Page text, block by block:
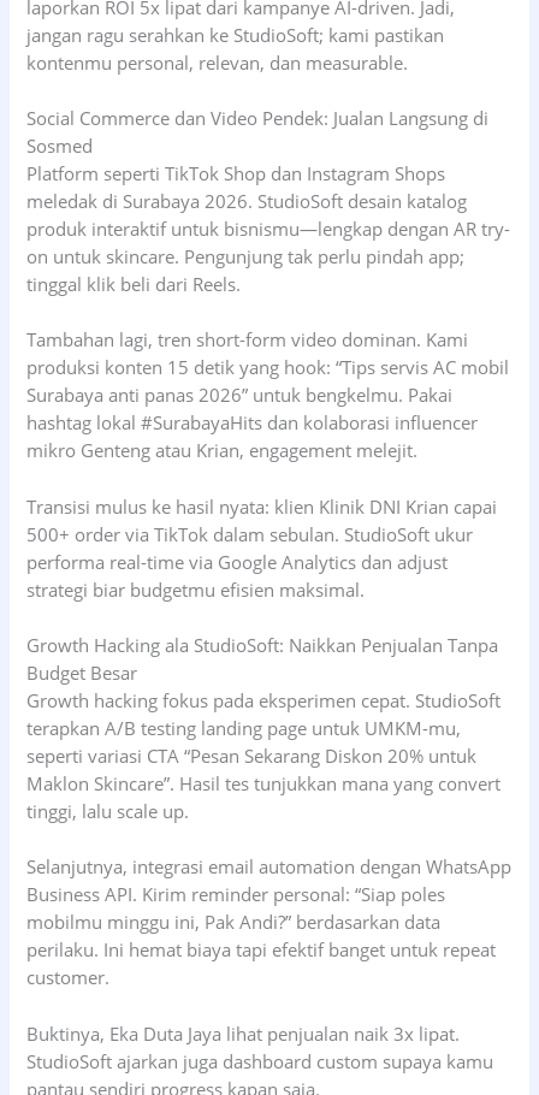
laporkan ROI 5x lipat dari kampanye AI-driven. Jadi,
jangan ragu serahkan ke StudioSoft; kami pastikan
kontenmu personal, relevan, dan measurable.
Social Commerce dan Video Pendek: Jualan Langsung di
Sosmed
Platform seperti TikTok Shop dan Instagram Shops
meledak di Surabaya 2026. StudioSoft desain katalog
produk interaktif untuk bisnismu—lengkap dengan AR try-
on untuk skincare. Pengunjung tak perlu pindah app;
tinggal klik beli dari Reels.
Tambahan lagi, tren short-form video dominan. Kami
produksi konten 15 detik yang hook: “Tips servis AC mobil
Surabaya anti panas 2026” untuk bengkelmu. Pakai
hashtag lokal #SurabayaHits dan kolaborasi influencer
mikro Genteng atau Krian, engagement melejit.
Transisi mulus ke hasil nyata: klien Klinik DNI Krian capai
500+ order via TikTok dalam sebulan. StudioSoft ukur
performa real-time via Google Analytics dan adjust
strategi biar budgetmu efisien maksimal.
Growth Hacking ala StudioSoft: Naikkan Penjualan Tanpa
Budget Besar
Growth hacking fokus pada eksperimen cepat. StudioSoft
terapkan A/B testing landing page untuk UMKM-mu,
seperti variasi CTA “Pesan Sekarang Diskon 20% untuk
Maklon Skincare”. Hasil tes tunjukkan mana yang convert
tinggi, lalu scale up.
Selanjutnya, integrasi email automation dengan WhatsApp
Business API. Kirim reminder personal: “Siap poles
mobilmu minggu ini, Pak Andi?” berdasarkan data
perilaku. Ini hemat biaya tapi efektif banget untuk repeat
customer.
Buktinya, Eka Duta Jaya lihat penjualan naik 3x lipat.
StudioSoft ajarkan juga dashboard custom supaya kamu
pantau sendiri progress kapan saja.